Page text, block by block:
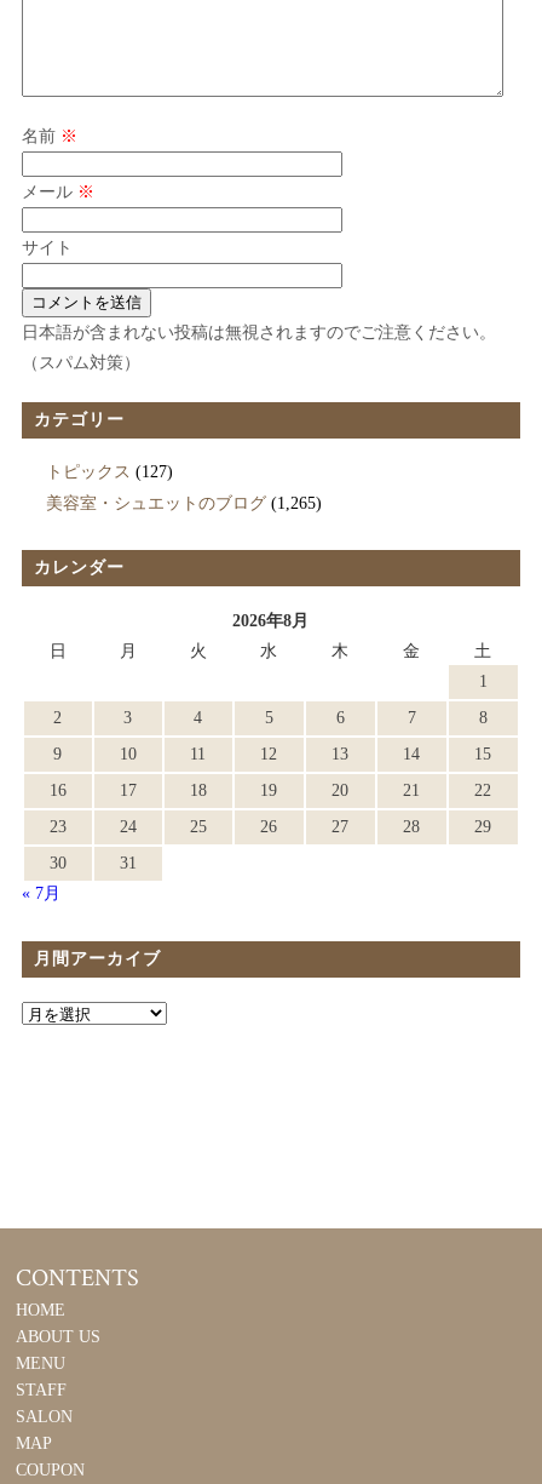
名前 ※
メール ※
サイト
日本語が含まれない投稿は無視されますのでご注意ください。
（スパム対策）
カテゴリー
トピックス (127)
美容室・シュエットのブログ(1,265)
カレンダー
2026年8月
日
月 火 水 木 金
土
1
2
3 4 5 6 7
8
9
10 11 12 13 14
15
16
17 18 19 20 21
22
23
24 25 26 27 28
29
30
31
« 7月
月間アーカイブ
CONTENTS
HOME
ABOUT US
MENU
STAFF
SALON
MAP
COUPON